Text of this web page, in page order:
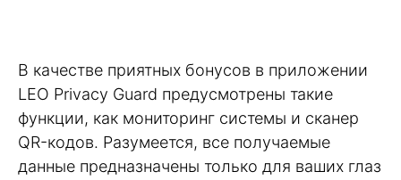
В качестве приятных бонусов в приложении
LEO Privacy Guard предусмотрены такие
функции, как мониторинг системы и сканер
QR-кодов. Разумеется, все получаемые
данные предназначены только для ваших глаз